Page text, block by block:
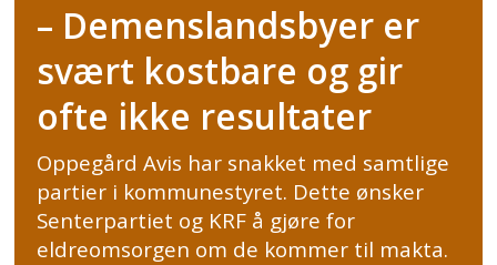
– Demenslandsbyer er
svært kostbare og gir
ofte ikke resultater
Oppegård Avis har snakket med samtlige
partier i kommunestyret. Dette ønsker
Senterpartiet og KRF å gjøre for
eldreomsorgen om de kommer til makta.